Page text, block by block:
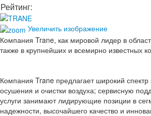
Рейтинг:
Увеличить изображение
Компания Trane, как мировой лидер в
также в крупнейших и всемирно
Компания Trane предлагает широкий
осушения и очистки воздуха; сервисную
услуги занимают лидирующие позиции в
надежности, высочайшего качество и